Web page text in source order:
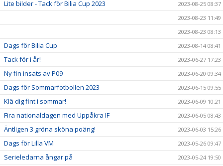
Lite bilder - Tack för Bilia Cup 2023
2023-08-25 08:37
2023-08-23 11:49
2023-08-23 08:13
Dags för Bilia Cup 2023-08-14 08:41
Tack för i år! 2023-06-27 17:23
Ny fin insats av P09 2023-06-20 09:34
Dags för Sommarfotbollen 2023 2023-06-15 09:55
Klä dig fint i sommar! 2023-06-09 10:21
Fira nationaldagen med Uppåkra IF 2023-06-05 08:43
Äntligen 3 gröna sköna poäng! 2023-06-03 15:26
Dags för Lilla VM 2023-05-26 09:47
Serieledarna ångar på 2023-05-24 19:50